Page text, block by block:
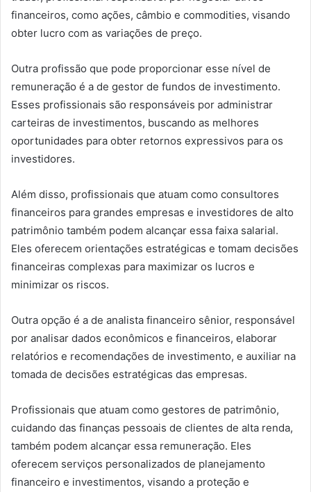
financeiros, como ações, câmbio e commodities, visando
obter lucro com as variações de preço.
Outra profissão que pode proporcionar esse nível de
remuneração é a de gestor de fundos de investimento.
Esses profissionais são responsáveis por administrar
carteiras de investimentos, buscando as melhores
oportunidades para obter retornos expressivos para os
investidores.
Além disso, profissionais que atuam como consultores
financeiros para grandes empresas e investidores de alto
patrimônio também podem alcançar essa faixa salarial.
Eles oferecem orientações estratégicas e tomam decisões
financeiras complexas para maximizar os lucros e
minimizar os riscos.
Outra opção é a de analista financeiro sênior, responsável
por analisar dados econômicos e financeiros, elaborar
relatórios e recomendações de investimento, e auxiliar na
tomada de decisões estratégicas das empresas.
Profissionais que atuam como gestores de patrimônio,
cuidando das finanças pessoais de clientes de alta renda,
também podem alcançar essa remuneração. Eles
oferecem serviços personalizados de planejamento
financeiro e investimentos, visando a proteção e